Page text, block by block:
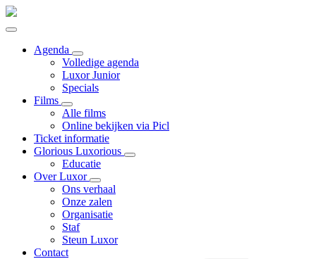
Agenda
Volledige agenda
Luxor Junior
Specials
Films
Alle films
Online bekijken via Picl
Ticket informatie
Glorious Luxorious
Educatie
Over Luxor
Ons verhaal
Onze zalen
Organisatie
Staf
Steun Luxor
Contact